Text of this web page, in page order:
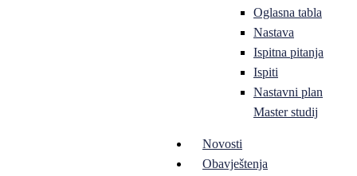
Oglasna tabla
Nastava
Ispitna pitanja
Ispiti
Nastavni plan
Master studij
Novosti
Obavještenja